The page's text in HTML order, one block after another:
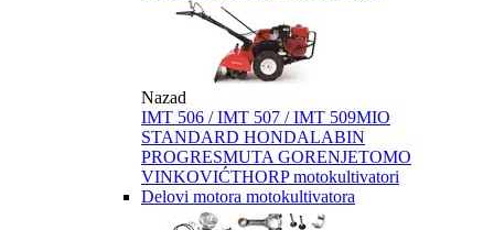
Nazad
IMT 506 / IMT 507 / IMT 509MIO
STANDARD HONDALABIN
PROGRESMUTA GORENJETOMO
VINKOVIĆTHORP motokultivatori
Delovi motora motokultivatora